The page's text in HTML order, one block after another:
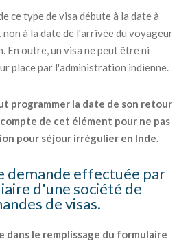
ce type de visa débute à la date à
à la date de l'arrivée du voyageur
En outre, un visa ne peut être ni
place par l'administration indienne.
programmer la date de son retour
de cet élément pour ne pas
pour séjour irrégulier en Inde.
demande effectuée par
d'une société de
de visas.
dans le remplissage du formulaire